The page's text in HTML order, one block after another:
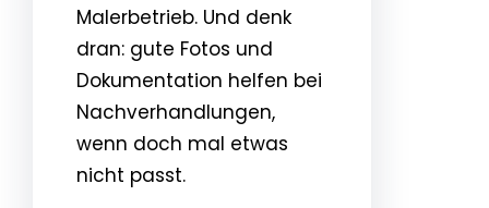
Malerbetrieb. Und denk
dran: gute Fotos und
Dokumentation helfen bei
Nachverhandlungen,
wenn doch mal etwas
nicht passt.